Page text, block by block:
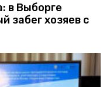
в Выборге
забег хозяев с